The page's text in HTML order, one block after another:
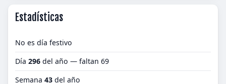
Estadísticas
No es día festivo
Día 296 del año — faltan 69
Semana 43 del año